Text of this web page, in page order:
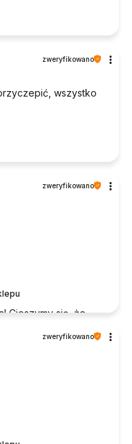
zweryfikowano
wszystko
Cieszymy się, że
obsługę tak
jeszcze!
zweryfikowano
zweryfikowano